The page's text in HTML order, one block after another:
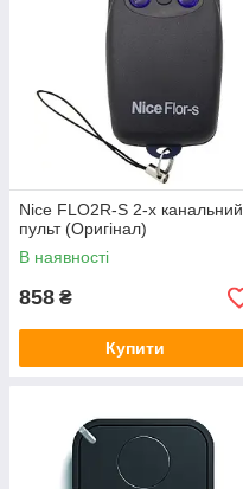
Nice FLO2R-S 2-х канальний
пульт (Оригінал)
В наявності
858 ₴
Купити